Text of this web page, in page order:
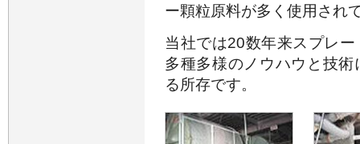
ー顆粒原料が多く使用され
当社では20数年来スプレ
多種多様のノウハウと技
る所存です。